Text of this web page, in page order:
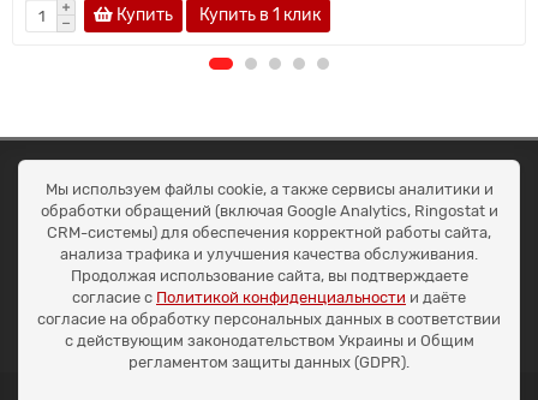
Купить Купить в 1 клик
ОКЕАН ТРЕЙД
Договір публичної оферти
Доставка та оплата
Наші контакти
Умови повернення
+38 (099) 452-20-02
+38 (098) 492-20-02
office@ocean.biz.ua
Мы используем файлы cookie, а также сервисы аналитики и
обработки обращений (включая Google Analytics, Ringostat и
CRM-системы) для обеспечения корректной работы сайта,
анализа трафика и улучшения качества обслуживания.
Продолжая использование сайта, вы подтверждаете
согласие с Политикой конфиденциальности и даёте
согласие на обработку персональных данных в соответствии
с действующим законодательством Украины и Общим
регламентом защиты данных (GDPR).